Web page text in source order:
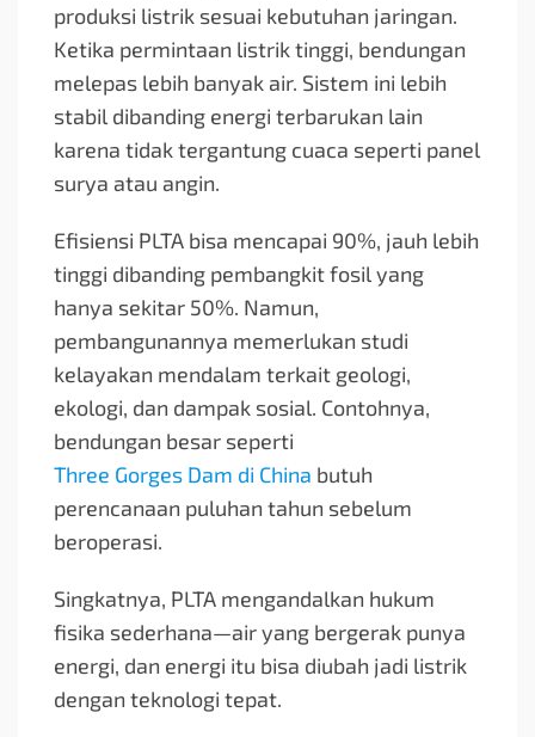
produksi listrik sesuai kebutuhan jaringan.
Ketika permintaan listrik tinggi, bendungan
melepas lebih banyak air. Sistem ini lebih
stabil dibanding energi terbarukan lain
karena tidak tergantung cuaca seperti panel
surya atau angin.
Efisiensi PLTA bisa mencapai 90%, jauh lebih
tinggi dibanding pembangkit fosil yang
hanya sekitar 50%. Namun,
pembangunannya memerlukan studi
kelayakan mendalam terkait geologi,
ekologi, dan dampak sosial. Contohnya,
bendungan besar seperti
Three Gorges Dam di China butuh
perencanaan puluhan tahun sebelum
beroperasi.
Singkatnya, PLTA mengandalkan hukum
fisika sederhana—air yang bergerak punya
energi, dan energi itu bisa diubah jadi listrik
dengan teknologi tepat.